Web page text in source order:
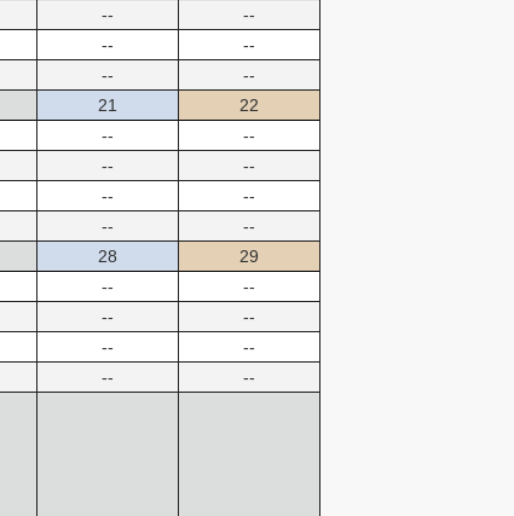
--
--
--
--
--
--
21
--
--
--
--
22
--
--
--
--
28
--
--
--
--
29
--
--
--
--